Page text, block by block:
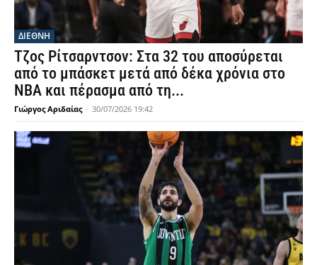
ΔΙΕΘΝΗ
Τζος Ρίτσαρντσον: Στα 32 του αποσύρεται
από το μπάσκετ μετά από δέκα χρόνια στο
NBA και πέρασμα από τη...
Γιώργος Αριδαίας - 30/07/2026 19:42